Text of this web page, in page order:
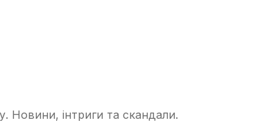
Новини, інтриги та скандали.